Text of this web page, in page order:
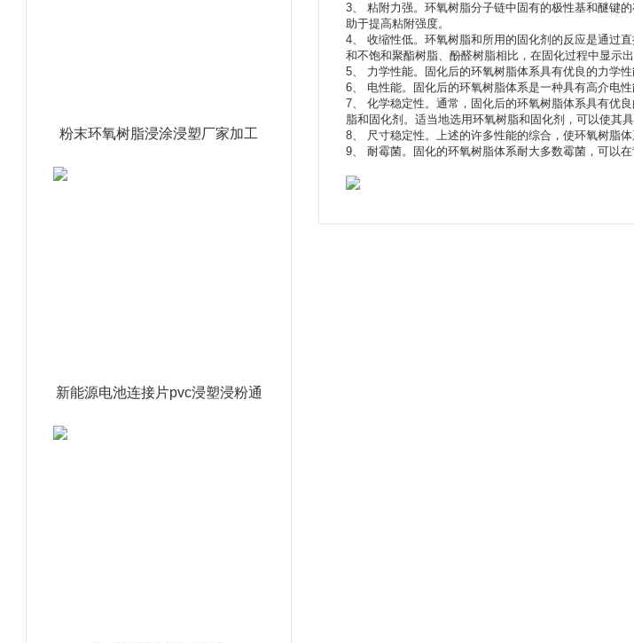
粉末环氧树脂浸涂浸塑厂家加工
新能源电池连接片pvc浸塑浸粉通
3、 粘附力强。环氧树脂分子链中固有的极性基和醚键
助于提高粘附强度。
4、 收缩性低。环氧树脂和所用的固化剂的反应是通过
和不饱和聚酯树脂、酚醛树脂相比，在固化过程中显示
5、 力学性能。固化后的环氧树脂体系具有优良的力学性
6、 电性能。固化后的环氧树脂体系是一种具有高介电
7、 化学稳定性。通常，固化后的环氧树脂体系具有优
脂和固化剂。适当地选用环氧树脂和固化剂，可以使其
8、 尺寸稳定性。上述的许多性能的综合，使环氧树脂
9、 耐霉菌。固化的环氧树脂体系耐大多数霉菌，可以在